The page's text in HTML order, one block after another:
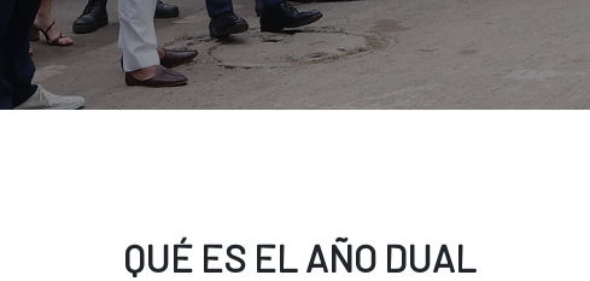
QUÉ ES EL AÑO DUAL